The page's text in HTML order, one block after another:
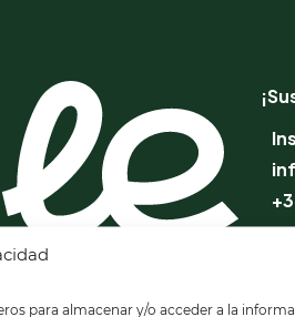
para almacenar y/o acceder a la